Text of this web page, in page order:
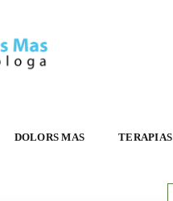
DOLORS MAS TERAPIAS